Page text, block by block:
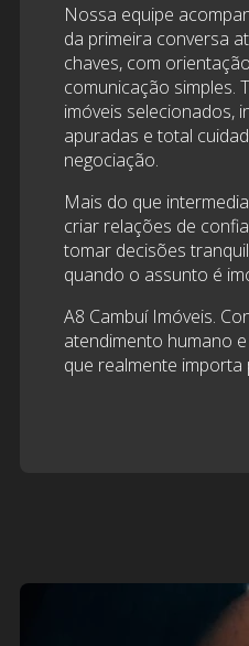
Nossa equipe
da primeira conversa
chaves, com
comunicação simples.
imóveis selecionados,
apuradas e total
negociação.
Mais do que
criar relações de
tomar decisões
quando o assunto é
A8 Cambuí Imóveis.
atendimento humano
que realmente importa